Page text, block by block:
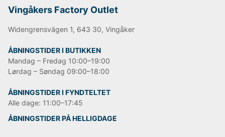
Vingåkers Factory Outlet
Widengrensvägen 1, 643 30, Vingåker
ÅBNINGSTIDER I BUTIKKEN
Mandag – Fredag 10:00–19:00
Lørdag – Søndag 09:00–18:00
ÅBNINGSTIDER I FYNDTELTET
Alle dage: 11:00–17:45
ÅBNINGSTIDER PÅ HELLIGDAGE